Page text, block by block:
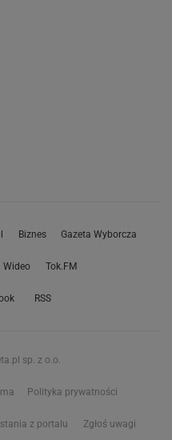
Biznes Gazeta Wyborcza
Wideo Tok.FM
RSS
sp. z o.o.
Polityka prywatności
z portalu Zgłoś uwagi